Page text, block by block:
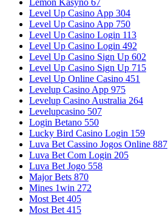
Level Up Casino App 304
Level Up Casino App 750
Level Up Casino Login 113
Level Up Casino Login 492
Level Up Casino Sign Up 602
Level Up Casino Sign Up 715
Level Up Online Casino 451
Levelup Casino App 975
Levelup Casino Australia 264
Levelupcasino 507
Login Betano 550
Lucky Bird Casino Login 159
Luva Bet Cassino Jogos Online 887
Luva Bet Com Login 205
Luva Bet Jogo 558
Major Bets 870
Mines 1win 272
Most Bet 405
Most Bet 415